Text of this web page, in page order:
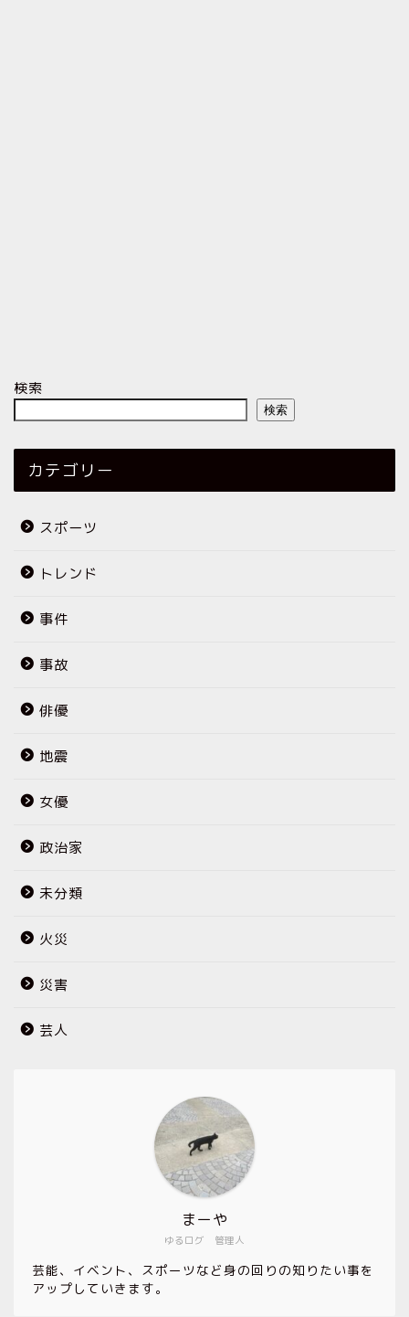
検索
検索
カテゴリー
スポーツ
トレンド
事件
事故
俳優
地震
女優
政治家
未分類
火災
災害
芸人
ゆるログ 管理人
まーや
芸能、イベント、スポーツなど身の回りの知りたい事を
アップしていきます。